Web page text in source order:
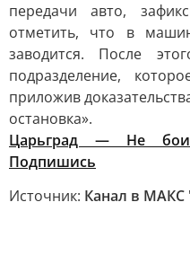
передачи авто,
отметить, что в
заводится. После
подразделение,
приложив
остановка».
Царьград — Не
Подпишись
Источник: Канал в МАКС